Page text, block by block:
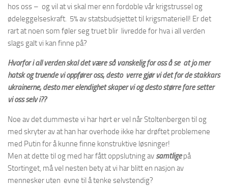
hos oss – og vil at vi skal mer enn fordoble vår krigstrussel og
ødeleggelseskraft. 5% av statsbudsjettet til krigsmateriell! Er det
rart at noen som føler seg truet blir livredde for hva i all verden
slags galt vi kan finne på?
Hvorfor i all verden skal det være så vanskelig for oss å se at jo mer
hatsk og truende vi oppfører oss, desto verre gjør vi det for de stakkars
ukrainerne, desto mer elendighet skaper vi og desto større fare setter
vi oss selv i??
Noe av det dummeste vi har hørt er vel når Stoltenbergen til og
med skryter av at han har overhode ikke har drøftet problemene
med Putin for å kunne finne konstruktive løsninger!
Men at dette til og med har fått oppslutning av samtlige på
Stortinget, må vel nesten bety at vi har blitt en nasjon av
mennesker uten evne til å tenke selvstendig?